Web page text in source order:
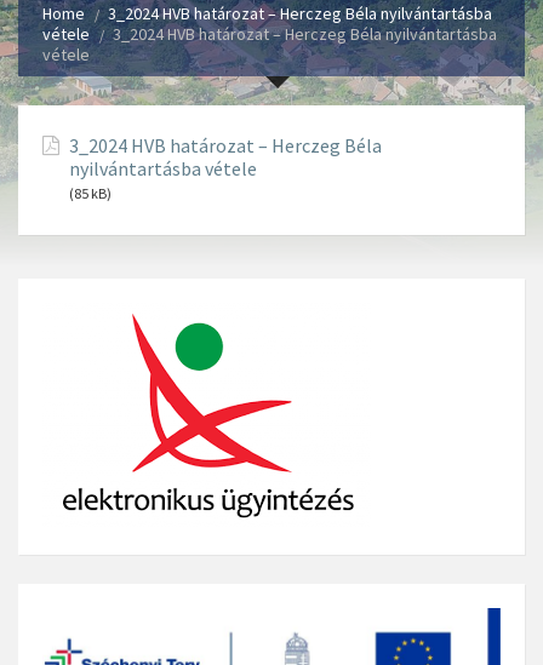
Home
3_2024 HVB határozat – Herczeg Béla nyilvántartásba
vétele
3_2024 HVB határozat – Herczeg Béla nyilvántartásba
vétele
3_2024 HVB határozat – Herczeg Béla
nyilvántartásba vétele
(85 kB)